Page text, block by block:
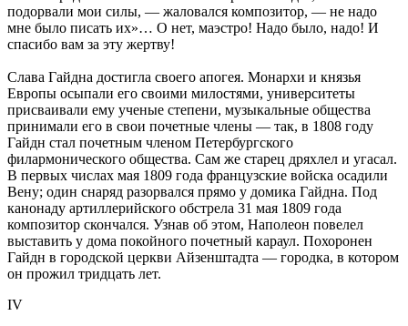
подорвали мои силы, — жаловался композитор, — не надо
мне было писать их»… О нет, маэстро! Надо было, надо! И
спасибо вам за эту жертву!
Слава Гайдна достигла своего апогея. Монархи и князья
Европы осыпали его своими милостями, университеты
присваивали ему ученые степени, музыкальные общества
принимали его в свои почетные члены — так, в 1808 году
Гайдн стал почетным членом Петербургского
филармонического общества. Сам же старец дряхлел и угасал.
В первых числах мая 1809 года французские войска осадили
Вену; один снаряд разорвался прямо у домика Гайдна. Под
канонаду артиллерийского обстрела 31 мая 1809 года
композитор скончался. Узнав об этом, Наполеон повелел
выставить у дома покойного почетный караул. Похоронен
Гайдн в городской церкви Айзенштадта — городка, в котором
он прожил тридцать лет.
IV